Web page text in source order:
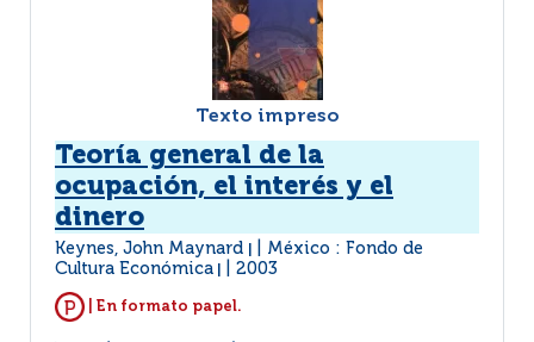
Texto impreso
Teoría general de la
ocupación, el interés y el
dinero
Keynes, John Maynard
México : Fondo de
Cultura Económica
2003
| En formato papel.